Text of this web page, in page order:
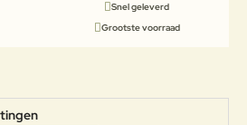
Snel geleverd
Grootste voorraad